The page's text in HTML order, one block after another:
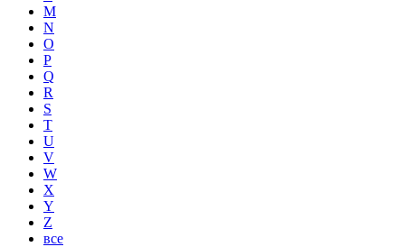
M
N
O
P
Q
R
S
T
U
V
W
X
Y
Z
все